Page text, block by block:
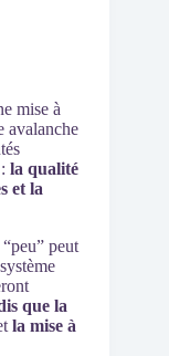
mise à
avalanche
la qualité
et la
peut
que la
la mise à